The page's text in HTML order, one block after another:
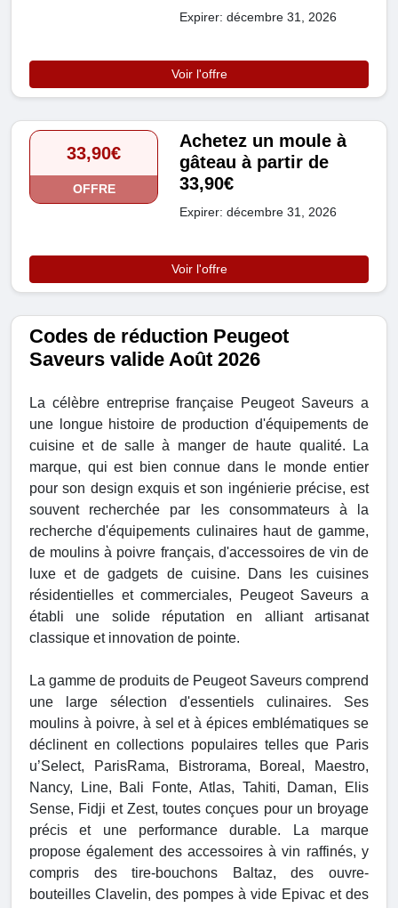
Expirer: décembre 31, 2026
Voir l'offre
33,90€
OFFRE
Achetez un moule à
gâteau à partir de
33,90€
Expirer: décembre 31, 2026
Voir l'offre
Codes de réduction Peugeot
Saveurs valide Août 2026
La célèbre entreprise française Peugeot Saveurs a
une longue histoire de production d'équipements de
cuisine et de salle à manger de haute qualité. La
marque, qui est bien connue dans le monde entier
pour son design exquis et son ingénierie précise, est
souvent recherchée par les consommateurs à la
recherche d'équipements culinaires haut de gamme,
de moulins à poivre français, d'accessoires de vin de
luxe et de gadgets de cuisine. Dans les cuisines
résidentielles et commerciales, Peugeot Saveurs a
établi une solide réputation en alliant artisanat
classique et innovation de pointe.
La gamme de produits de Peugeot Saveurs comprend
une large sélection d'essentiels culinaires. Ses
moulins à poivre, à sel et à épices emblématiques se
déclinent en collections populaires telles que Paris
u’Select, ParisRama, Bistrorama, Boreal, Maestro,
Nancy, Line, Bali Fonte, Atlas, Tahiti, Daman, Elis
Sense, Fidji et Zest, toutes conçues pour un broyage
précis et une performance durable. La marque
propose également des accessoires à vin raffinés, y
compris des tire-bouchons Baltaz, des ouvre-
bouteilles Clavelin, des pompes à vide Epivac et des